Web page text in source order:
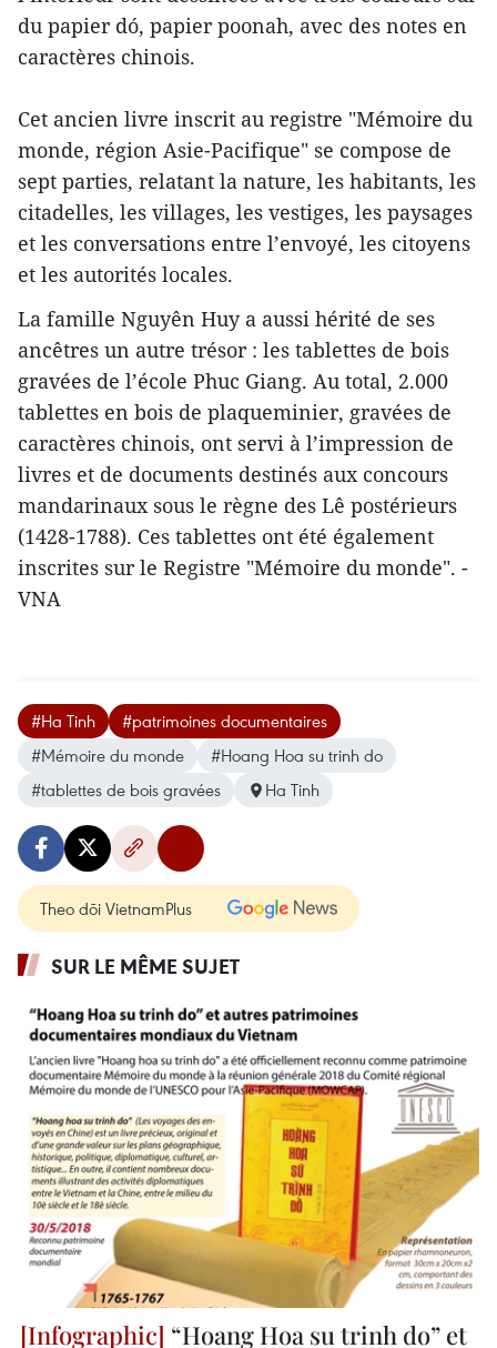
du papier dó, papier poonah, avec des notes en
caractères chinois.
Cet ancien livre inscrit au registre "Mémoire du
monde, région Asie-Pacifique" se compose de
sept parties, relatant la nature, les habitants, les
citadelles, les villages, les vestiges, les paysages
et les conversations entre l’envoyé, les citoyens
et les autorités locales.
La famille Nguyên Huy a aussi hérité de ses
ancêtres un autre trésor : les tablettes de bois
gravées de l’école Phuc Giang. Au total, 2.000
tablettes en bois de plaqueminier, gravées de
caractères chinois, ont servi à l’impression de
livres et de documents destinés aux concours
mandarinaux sous le règne des Lê postérieurs
(1428-1788). Ces tablettes ont été également
inscrites sur le Registre "Mémoire du monde". -
VNA
#Ha Tinh
#patrimoines documentaires
#Mémoire du monde
#Hoang Hoa su trinh do
#tablettes de bois gravées
Ha Tinh
Theo dõi VietnamPlus
SUR LE MÊME SUJET
“Hoang Hoa su trinh do” et